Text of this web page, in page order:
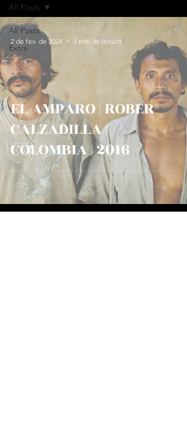
All Posts
Extra
All Posts
EL AMPARO | ROBER
CALZADILLA |
COLOMBIA | 2016
2 de fev. de 2024 3 min de leitura